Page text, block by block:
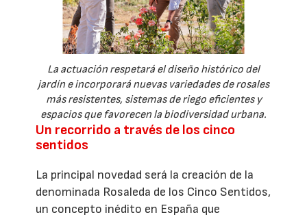
La actuación respetará el diseño histórico del
jardín e incorporará nuevas variedades de rosales
más resistentes, sistemas de riego eficientes y
espacios que favorecen la biodiversidad urbana.
Un recorrido a través de los cinco
sentidos
La principal novedad será la creación de la
denominada Rosaleda de los Cinco Sentidos,
un concepto inédito en España que